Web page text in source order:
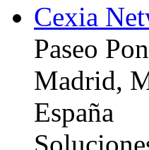
Cexia
Paseo
Madrid,
España